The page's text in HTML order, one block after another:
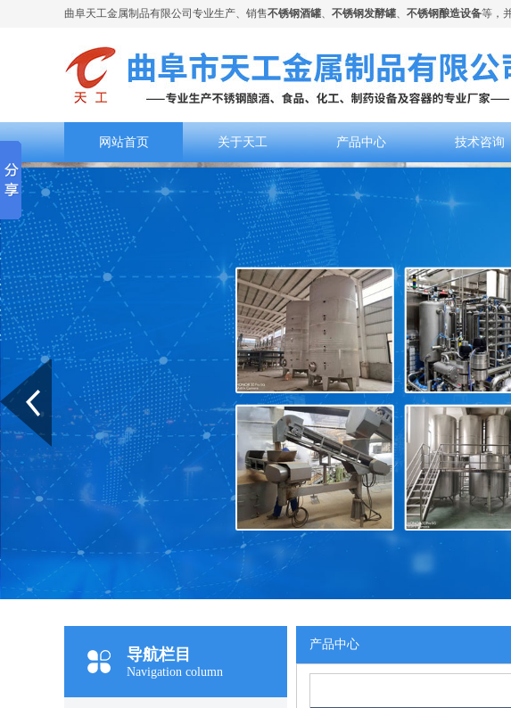
曲阜天工金属制品有限公司专业生产、销售不锈钢酒罐、 不锈钢发酵罐、 不锈钢酿造设备等，
网站首页 关于天工 产品中心 技术咨询
导航栏目
Navigation column
产品中心